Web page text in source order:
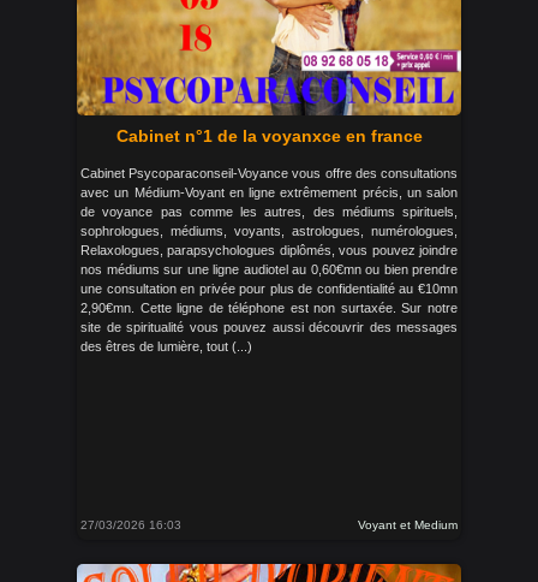
Cabinet n°1 de la voyanxce en france
Cabinet Psycoparaconseil-Voyance vous offre des consultations
avec un Médium-Voyant en ligne extrêmement précis, un salon
de voyance pas comme les autres, des médiums spirituels,
sophrologues, médiums, voyants, astrologues, numérologues,
Relaxologues, parapsychologues diplômés, vous pouvez joindre
nos médiums sur une ligne audiotel au 0,60€mn ou bien prendre
une consultation en privée pour plus de confidentialité au €10mn
2,90€mn. Cette ligne de téléphone est non surtaxée. Sur notre
site de spiritualité vous pouvez aussi découvrir des messages
des êtres de lumière, tout (...)
27/03/2026 16:03 Voyant et Medium